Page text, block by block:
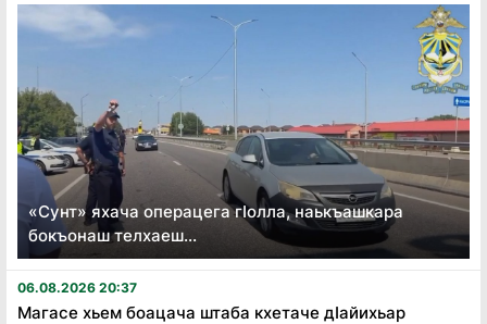
«Сунт» яхача операцега гӏолла, наькъашкара
бокъонаш телхаеш...
06.08.2026 20:37
Магасе хьем боацача штаба кхетаче дӏайихьар